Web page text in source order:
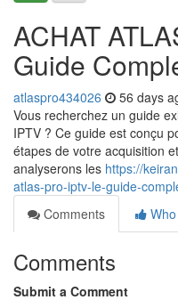
ACHAT
Guide
atlaspro434026 56 days
Vous recherchez un guide
IPTV ? Ce guide est conçu
étapes de votre acquisition
analyserons les https://
atlas-pro-iptv-le-guide-
Comments
Comments
Submit a Comment